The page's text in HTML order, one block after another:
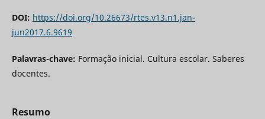
DOI: https://doi.org/10.26673/rtes.v13.n1.jan-
jun2017.6.9619
Palavras-chave: Formação inicial. Cultura escolar. Saberes
docentes.
Resumo